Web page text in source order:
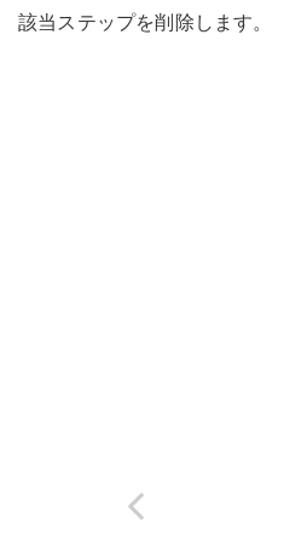
該当ステップを削除します。